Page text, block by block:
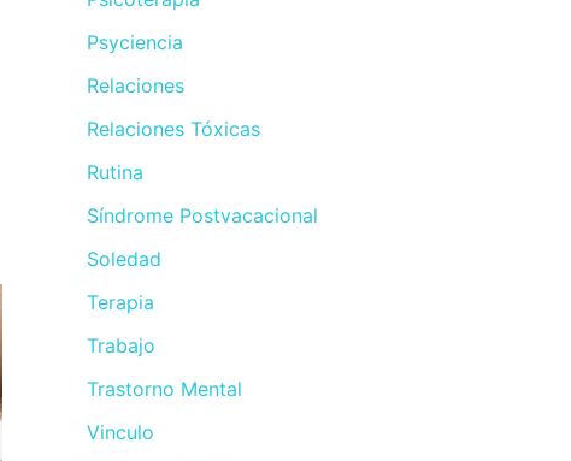
Psyciencia
Relaciones
Relaciones Tóxicas
Rutina
Síndrome Postvacacional
Soledad
Terapia
Trabajo
Trastorno Mental
Vinculo